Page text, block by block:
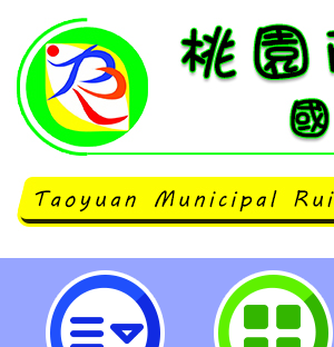
經濟部能源署辦理114
坊-桃園市立瑞坪國民中